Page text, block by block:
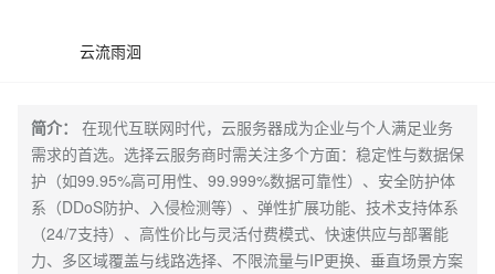
云流雨洄
简介：
在现代互联网时代，云服务器成为企业与个人满足业务
需求的首选。选择云服务商时需关注多个方面：稳定性与数据保
护（如99.95%高可用性、99.999%数据可靠性）、安全防护体
系（DDoS防护、入侵检测等）、弹性扩展功能、技术支持体系
（24/7支持）、高性价比与灵活付费模式、快速供应与部署能
力、多区域覆盖与线路选择、不限流量与IP更换、垂直场景方案